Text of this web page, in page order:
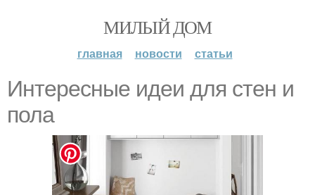
МИЛЫЙ ДОМ
главная новости статьи
Интересные идеи для стен и
пола